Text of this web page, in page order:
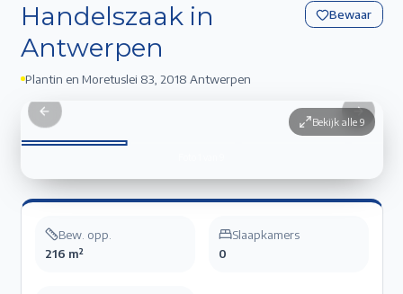
Handelszaak in
Antwerpen
Bewaar
Plantin en Moretuslei 83 ,2018 Antwerpen
Previous slide Next
Bekijk alle 9
Bew. opp.
216 m²
Slaapkamers
0